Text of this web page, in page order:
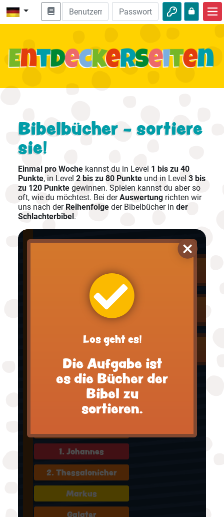
Bibel entdecken
Bibelbücher - sortiere
sie!
Einmal pro Woche kannst du in Level 1 bis zu 40
Punkte, in Level 2 bis zu 80 Punkte und in Level 3 bis
zu 120 Punkte gewinnen. Spielen kannst du aber so
oft, wie du möchtest. Bei derAuswertung richten wir
uns nach der Reihenfolge der Bibelbücher in der
Schlachterbibel.
3. Johannes
Jakobus
Judas
1. Korinther
Philemon
2. Timotheus
1. Johannes
2. Thessalonicher
Markus
Galater
Los geht es!
Die Aufgabe ist
es die Bücher der
Bibel zu
sortieren.